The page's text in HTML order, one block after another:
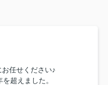
任せください♪
超えました。